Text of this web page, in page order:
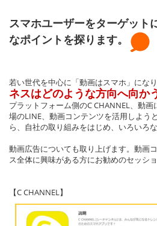
スマホユーザーをターゲット
なポイントを探ります。
若い世代を中心に「動画はスマホ」になり
ネスはどのような方向へ向か
プラットフォーム側のC CHANNEL、動
場のLINE、動画コンテンツを活用しよう
ら、自社の取り組みをはじめ、いろいろ
動画広告についても取り上げます。動画
ス全体に興味がある方にお勧めのセッショ